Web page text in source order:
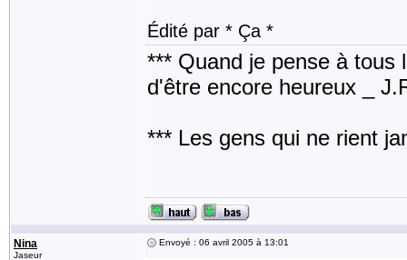
Édité par * Ça *
*** Quand je pense à tous
d'être encore heureux _
*** Les gens qui ne rient
Nina
Jaseur
Envoyé : 06 avril 2005 à 13:01